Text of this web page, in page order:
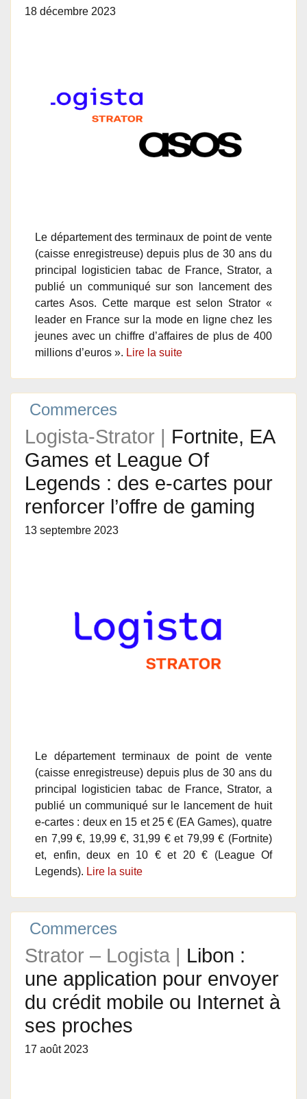
18 décembre 2023
Le département des terminaux de point de vente
(caisse enregistreuse) depuis plus de 30 ans du
principal logisticien tabac de France, Strator, a
publié un communiqué sur son lancement des
cartes Asos. Cette marque est selon Strator «
leader en France sur la mode en ligne chez les
jeunes avec un chiffre d’affaires de plus de 400
millions d’euros ». Lire la suite
Commerces
Logista-Strator | Fortnite, EA
Games et League Of
Legends : des e-cartes pour
renforcer l’offre de gaming
13 septembre 2023
Le département terminaux de point de vente
(caisse enregistreuse) depuis plus de 30 ans du
principal logisticien tabac de France, Strator, a
publié un communiqué sur le lancement de huit
e-cartes : deux en 15 et 25 € (EA Games), quatre
en 7,99 €, 19,99 €, 31,99 € et 79,99 € (Fortnite)
et, enfin, deux en 10 € et 20 € (League Of
Legends). Lire la suite
Commerces
Strator – Logista | Libon :
une application pour envoyer
du crédit mobile ou Internet à
ses proches
17 août 2023